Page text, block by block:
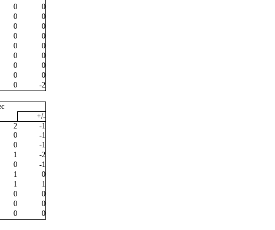
0
0
0
0
0
0
0
0
0
0
0
0
0
0
0
0
0
-2
+/-
2
-1
0
-1
0
-1
1
-2
0
-1
1
0
1
1
0
0
0
0
0
0